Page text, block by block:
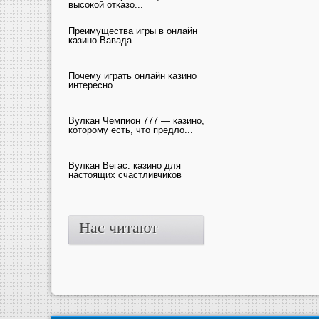
высокой отказо...
Преимущества игры в онлайн
казино Вавада
Почему играть онлайн казино
интересно
Вулкан Чемпион 777 — казино,
которому есть, что предло...
Вулкан Вегас: казино для
настоящих счастливчиков
Нас читают